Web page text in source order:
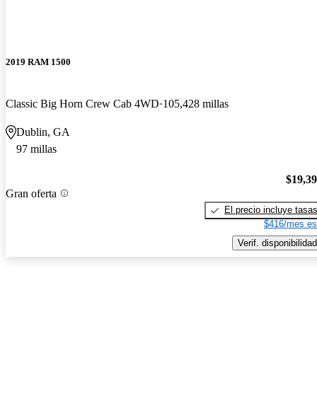
2019 RAM 1500
Classic Big Horn Crew Cab 4WD 105,428 millas
Dublin, GA
97 millas
Gran oferta
El precio incluye tasas
$416/mes
Verif. disponibilidad